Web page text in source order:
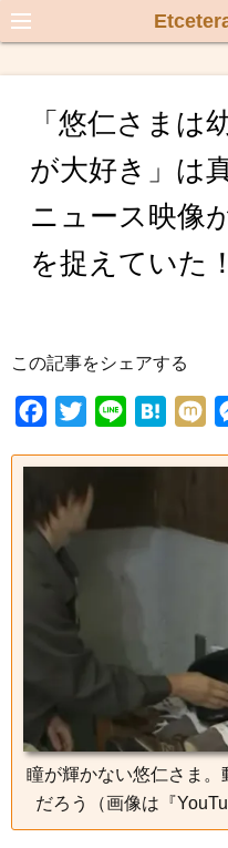
「悠仁さまは
が大好き」は
ニュース映像
を捉えていた！
この記事をシェアする
c
b
i
t
t
n
H
t
n
M
x
瞳が輝かない悠仁さま。
だろう（画像は『